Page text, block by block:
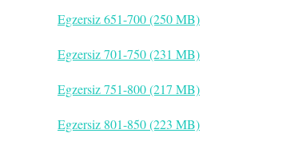
Egzersiz 651-700 (250 MB)
Egzersiz 701-750 (231 MB)
Egzersiz 751-800 (217 MB)
Egzersiz 801-850 (223 MB)